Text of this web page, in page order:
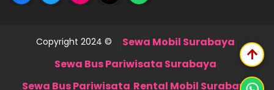
arrow_upward
Copyright 2024 © Sewa Mobil Surabaya
Sewa Bus Pariwisata Surabaya
Sewa Bus Pariwisata Rental Mobil Surabaya